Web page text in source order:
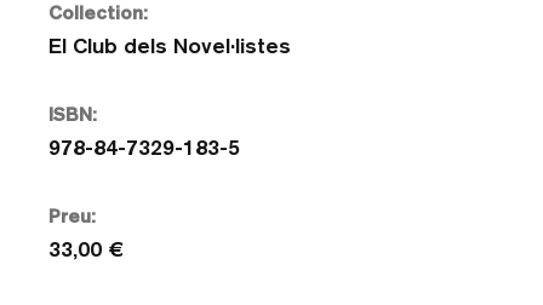
Collection:
El Club dels Novel·listes
ISBN:
978-84-7329-183-5
Preu:
33,00 €